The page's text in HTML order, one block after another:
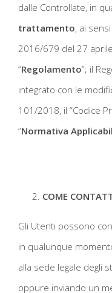
dalle Controllate, in
trattamento, ai
2016/679 del 27
“Regolamento”; il
integrato con le
101/2018, il “Codice
“Normativa
COME
Gli Utenti possono
in qualunque
alla sede legale degli
oppure inviando un